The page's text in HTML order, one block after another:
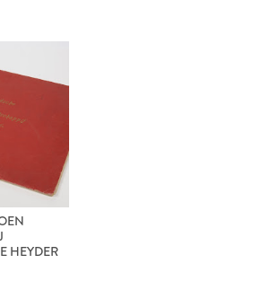
HEYDER